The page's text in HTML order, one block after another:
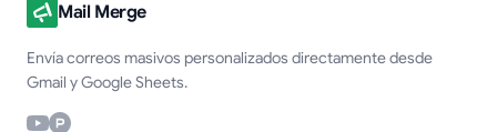
Mail Merge
Envía correos masivos personalizados directamente desde
Gmail y Google Sheets.